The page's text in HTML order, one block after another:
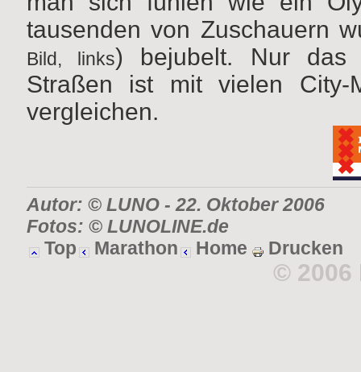
tausenden von Zuschauern
Bild, links) bejubelt. Nur das
Straßen ist mit vielen City-
vergleichen.
Autor: © LUNO- 22. Oktober 2006
Fotos: © LUNOLINE.de
Top
Marathon Home Drucken
© 2006